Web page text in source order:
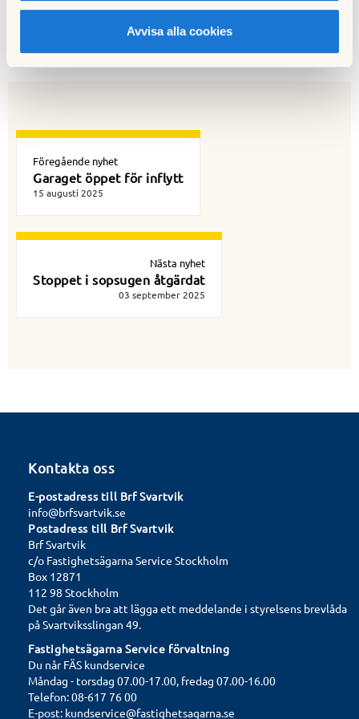
Avvisa alla cookies
Källa: Stockholm vatten och avfall.
Föregående nyhet
Garaget öppet för inflytt
15 augusti 2025
Nästa nyhet
Stoppet i sopsugen åtgärdat
03 september 2025
Kontakta oss
E-postadress till Brf Svartvik
info@brfsvartvik.se
Postadress till Brf Svartvik
Brf Svartvik
c/o Fastighetsägarna Service Stockholm
Box 12871
112 98 Stockholm
Det går även bra att lägga ett meddelande i styrelsens brevlåda
på Svartviksslingan 49.
Fastighetsägarna Service förvaltning
Du når FÄS kundservice
Måndag - torsdag 07.00-17.00, fredag 07.00-16.00
Telefon: 08-617 76 00
E-post: kundservice@fastighetsagarna.se